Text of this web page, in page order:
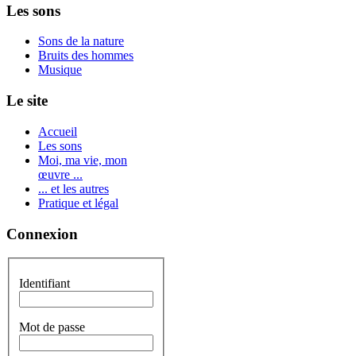
Les sons
Sons de la nature
Bruits des hommes
Musique
Le site
Accueil
Les sons
Moi, ma vie, mon
œuvre ...
... et les autres
Pratique et légal
Connexion
Identifiant
Mot de passe